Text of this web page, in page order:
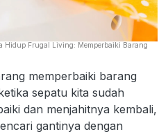
Hidup Frugal Living: Memperbaiki Barang
memperbaiki barang
sepatu kita sudah
dan menjahitnya kembali,
gantinya dengan